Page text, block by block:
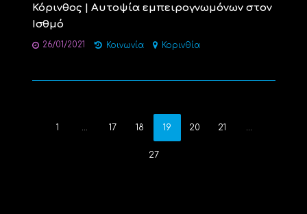
Κόρινθος | Αυτοψία εμπειρογνωμόνων στον
Ισθμό
26/01/2021 Κοινωνία Κορινθία
1 17 18 19 20 21
27